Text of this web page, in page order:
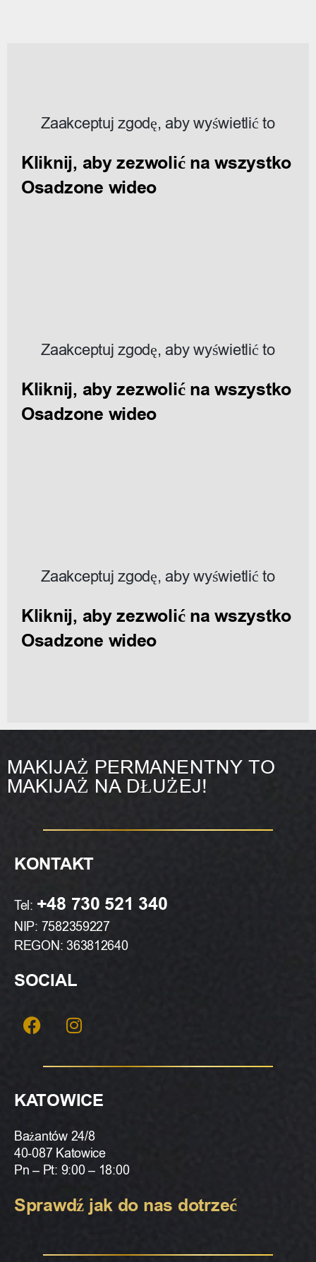
Zaakceptuj zgodę, aby wyświetlić to
Kliknij, aby zezwolić na wszystko
Osadzone wideo
Zaakceptuj zgodę, aby wyświetlić to
Kliknij, aby zezwolić na wszystko
Osadzone wideo
Zaakceptuj zgodę, aby wyświetlić to
Kliknij, aby zezwolić na wszystko
Osadzone wideo
MAKIJAŻ PERMANENTNY TO
MAKIJAŻ NA DŁUŻEJ!
KONTAKT
Tel: +48 730 521 340
NIP: 7582359227
REGON: 363812640
SOCIAL
KATOWICE
Bażantów 24/8
40-087 Katowice
Pn – Pt: 9:00 – 18:00
Sprawdź jak do nas dotrzeć